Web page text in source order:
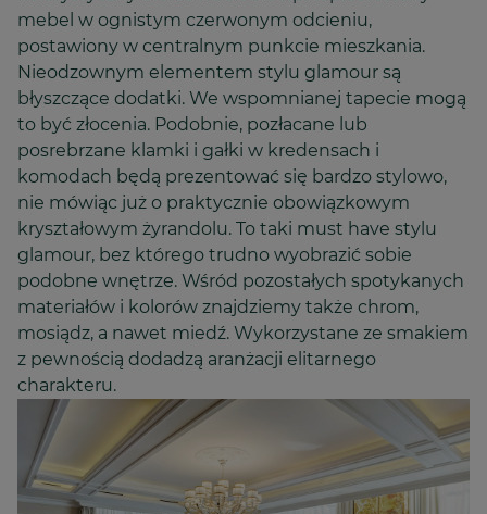
mebel w ognistym czerwonym odcieniu,
postawiony w centralnym punkcie mieszkania.
Nieodzownym elementem stylu glamour są
błyszczące dodatki. We wspomnianej tapecie mogą
to być złocenia. Podobnie, pozłacane lub
posrebrzane klamki i gałki w kredensach i
komodach będą prezentować się bardzo stylowo,
nie mówiąc już o praktycznie obowiązkowym
kryształowym żyrandolu. To taki must have stylu
glamour, bez którego trudno wyobrazić sobie
podobne wnętrze. Wśród pozostałych spotykanych
materiałów i kolorów znajdziemy także chrom,
mosiądz, a nawet miedź. Wykorzystane ze smakiem
z pewnością dodadzą aranżacji elitarnego
charakteru.